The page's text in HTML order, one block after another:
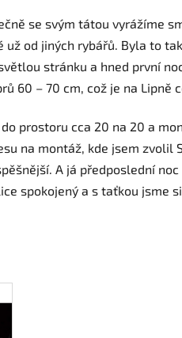
se svým tátou vyrážíme
od jiných rybářů. Byla to
stránku a hned první
60 – 70 cm, což je na Lipně
prostoru cca 20 na 20 a
na montáž, kde jsem zvolil
A já předposlední
spokojený a s taťkou jsme